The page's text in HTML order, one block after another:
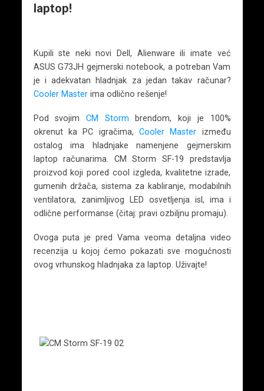
laptop!
Kupili ste neki novi Dell, Alienware ili imate već
ASUS G73JH gejmerski notebook, a potreban Vam
je i adekvatan hladnjak za jedan takav računar?
Cooler Masterima odlično rešenje!
Pod svojim CM Storm brendom, koji je 100%
okrenut ka PC igračima, Cooler Master između
ostalog ima hladnjake namenjene gejmerskim
laptop računarima. CM Storm SF-19 predstavlja
proizvod koji pored cool izgleda, kvalitetne izrade,
gumenih držača, sistema za kabliranje, modabilnih
ventilatora, zanimljivog LED osvetljenja isl, ima i
odlične performanse (čitaj: pravi ozbiljnu promaju).
Ovoga puta je pred Vama veoma detaljna video
recenzija u kojoj ćemo pokazati sve mogućnosti
ovog vrhunskog hladnjaka za laptop. Uživajte!